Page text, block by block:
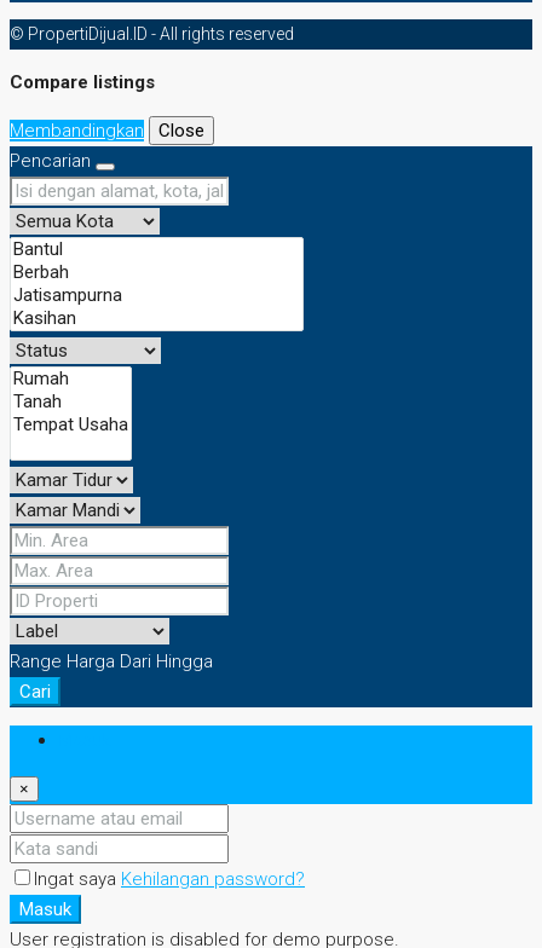
© PropertiDijual.ID - All rights reserved
Compare listings
Membandingkan
Close
Pencarian
Range Harga Dari Hingga
Cari
×
Ingat saya Kehilangan password?
Masuk
User registration is disabled for demo purpose.